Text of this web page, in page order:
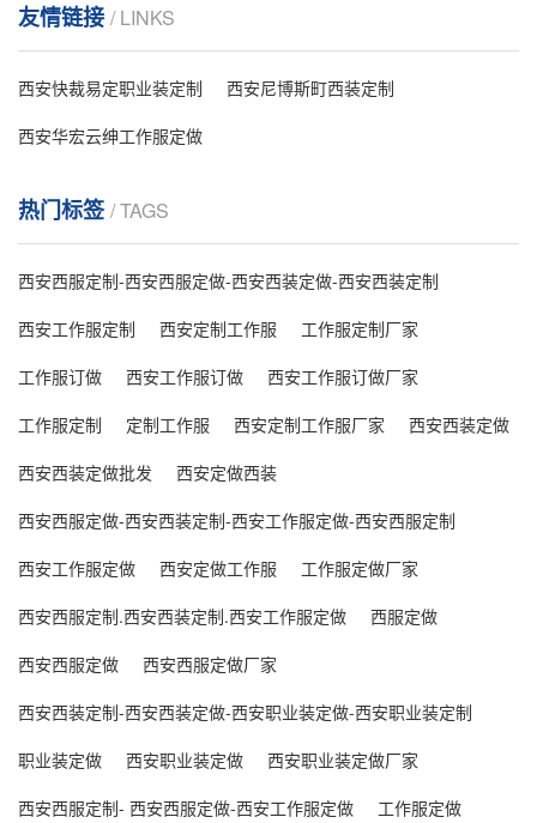
感、舒
友情链接 / LINKS
西安快裁易定职业装定制
西安尼博斯町西装定制
西安华宏云绅工作服定做
热门标签/ TAGS
西安西服定制-西安西服定做-西安西装定做-西安西装定制
西安工作服定制
西安定制工作服
工作服定制厂家
工作服订做
西安工作服订做
西安工作服订做厂家
工作服定制
定制工作服 西安定制工作服厂家
西安西装定做
西安西装定做批发
西安定做西装
西安西服定做-西安西装定制-西安工作服定做-西安西服定制
西安工作服定做
西安定做工作服
工作服定做厂家
西安西服定制.西安西装定制.西安工作服定做
西服定做
西安西服定做
西安西服定做厂家
西安西装定制-西安西装定做-西安职业装定做-西安职业装定制
职业装定做
西安职业装定做
西安职业装定做厂家
西安西服定制- 西安西服定做-西安工作服定做
工作服定做